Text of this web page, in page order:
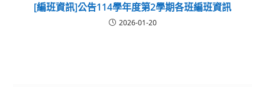
[編班資訊]公告114學年度第2學期各班編班資訊
2026-01-20